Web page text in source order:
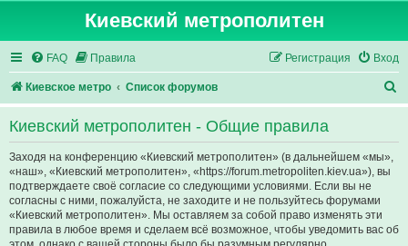
Киевский метрополитен
FAQ Правила Вход
Регистрация
Киевское метро Список форумов
о
Киевский метрополитен - Общие правила
Заходя на конференцию «Киевский метрополитен» (в дальнейшем «мы»,
«наш», «Киевский метрополитен», «https://forum.metropoliten.kiev.ua»), вы
подтверждаете своё согласие со следующими условиями. Если вы не
согласны с ними, пожалуйста, не заходите и не пользуйтесь форумами
«Киевский метрополитен». Мы оставляем за собой право изменять эти
правила в любое время и сделаем всё возможное, чтобы уведомить вас об